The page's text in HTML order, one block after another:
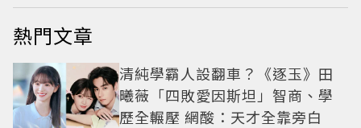
熱門文章
清純學霸人設翻車？《逐玉》田
曦薇「四敗愛因斯坦」智商、學
歷全輾壓 網酸：天才全靠旁白